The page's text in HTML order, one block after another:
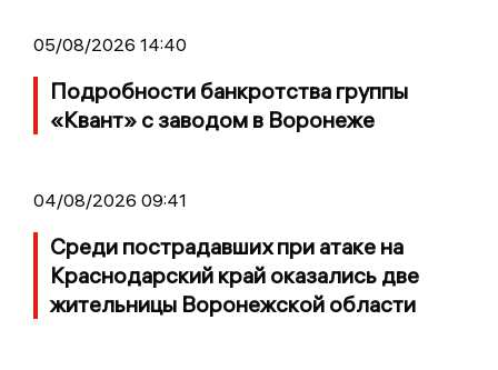
05/08/2026 14:40
Подробности банкротства группы
«Квант» с заводом в Воронеже
04/08/2026 09:41
Среди пострадавших при атаке на
Краснодарский край оказались две
жительницы Воронежской области